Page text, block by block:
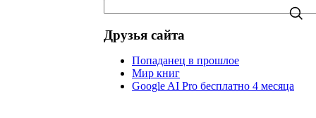
Друзья сайта
Попаданец в прошлое
Мир книг
Google AI Pro бесплатно 4 месяца